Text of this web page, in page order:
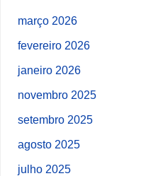
março 2026
fevereiro 2026
janeiro 2026
novembro 2025
setembro 2025
agosto 2025
julho 2025